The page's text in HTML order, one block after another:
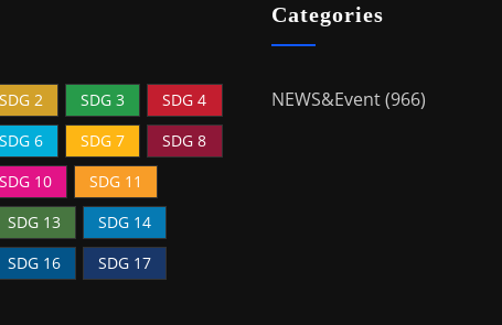
SDG 2 SDG 3
SDG 4
SDG 6 SDG 7
SDG 8
SDG 10
SDG 11
SDG 13
SDG 14
SDG 16 SDG 17
Categories
NEWS&Event (966)